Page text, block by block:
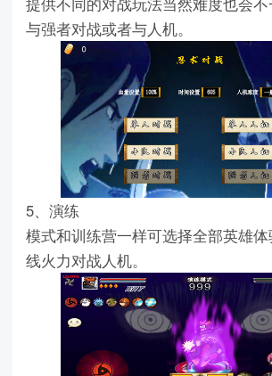
与强者对战或者与人机。
5、演练
模式和训练营一样可选择全部英雄
线火力对战人机。